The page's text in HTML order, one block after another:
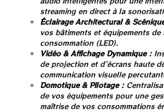
streaming en direct à la
Éclairage Architectural &
vos bâtiments et équipements de
consommation (LED).
Vidéo & Affichage Dynamique :
de projection et d’écrans haute
communication visuelle
Domotique & Pilotage :
de vos équipements pour une
maîtrise de vos consommations